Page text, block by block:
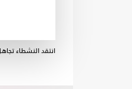
انتقد النشطاء